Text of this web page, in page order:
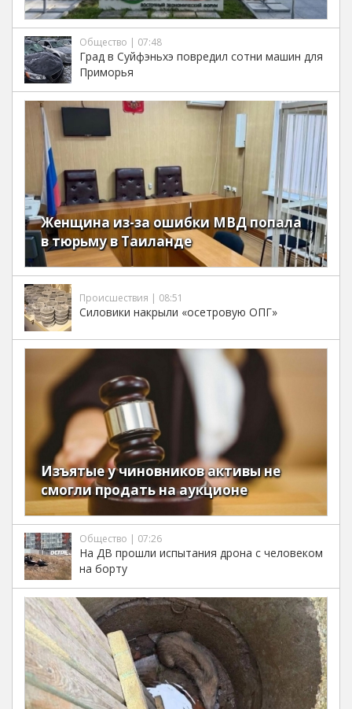
Общество | 07:48
Град в Суйфэньхэ повредил сотни машин для
Приморья
Женщина из-за ошибки МВД попала
в тюрьму в Таиланде
Происшествия | 08:51
Силовики накрыли «осетровую ОПГ»
Изъятые у чиновников активы не
смогли продать на аукционе
Общество | 07:26
На ДВ прошли испытания дрона с человеком
на борту